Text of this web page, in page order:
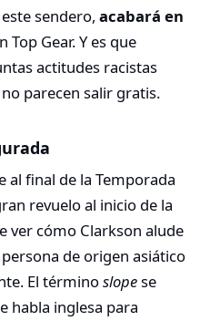
sendero, acabará en
Gear. Y es que
actitudes racistas
parecen salir gratis.
al final de la Temporada
revuelo al inicio de la
ver cómo Clarkson alude
de origen asiático
El términoslopese
habla inglesa para